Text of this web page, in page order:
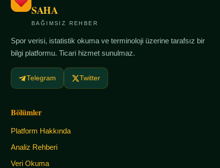
SAHA
BAĞIMSIZ REHBER
Spor verisi, istatistik okuma ve terminoloji üzerine tarafsız bir
bilgi platformu. Ticari hizmet sunulmaz.
Telegram Twitter
Bölümler
Platform Hakkında
Analiz Rehberi
Veri Okuma